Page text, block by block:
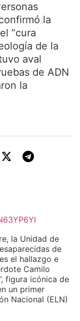
la
“cura
de la
aval
de ADN
la
la Unidad de
de
el hallazgo e
Camilo
figura icónica de
un primer
Nacional (ELN)